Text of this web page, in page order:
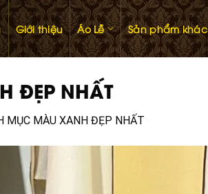
Giới thiệu Áo Lễ Sản phẩm khác
ĐẸP NHẤT
MỤC MÀU XANH ĐẸP NHẤT